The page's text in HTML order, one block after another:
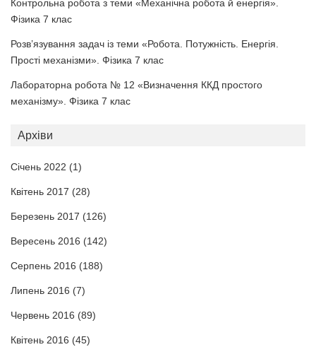
Контрольна робота з теми «Механічна робота й енергія».
Фізика 7 клас
Розв’язування задач із теми «Робота. Потужність. Енергія.
Прості механізми». Фізика 7 клас
Лабораторна робота № 12 «Визначення ККД простого
механізму». Фізика 7 клас
Архіви
Січень 2022 (1)
Квітень 2017 (28)
Березень 2017 (126)
Вересень 2016 (142)
Серпень 2016 (188)
Липень 2016 (7)
Червень 2016 (89)
Квітень 2016 (45)